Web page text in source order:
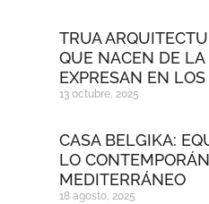
TRUA
QUE NACEN DE LA
EXPRESAN EN
13 octubre, 2025
CASA BELGIKA:
LO
MEDITERRÁNEO
18 agosto, 2025